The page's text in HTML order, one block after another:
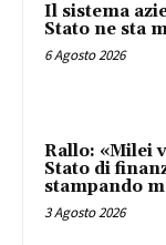
Il sistema
Stato ne sta
6 Agosto 2026
Rallo: «Milei
Stato di
stampando
3 Agosto 2026